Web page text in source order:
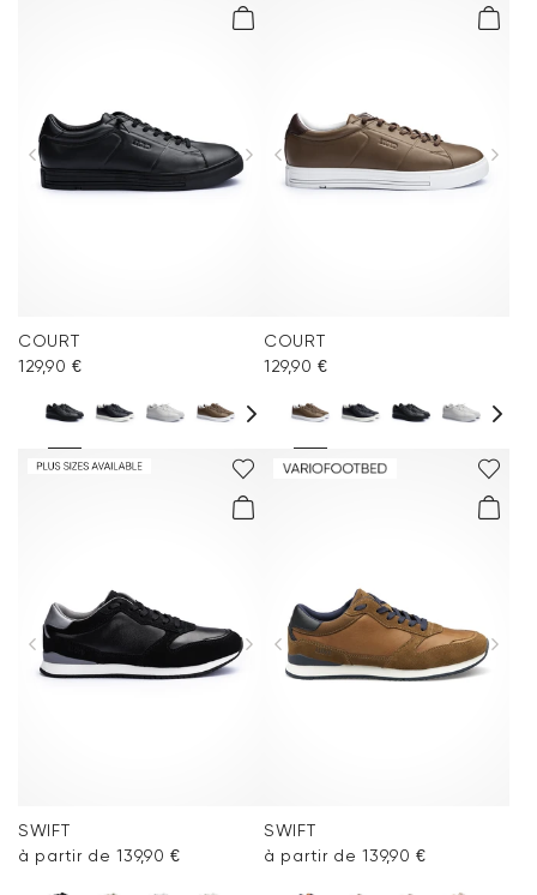
COURT
129,90 €
COURT
129,90 €
SWIFT
à partir de 139,90 €
SWIFT
à partir de 139,90 €